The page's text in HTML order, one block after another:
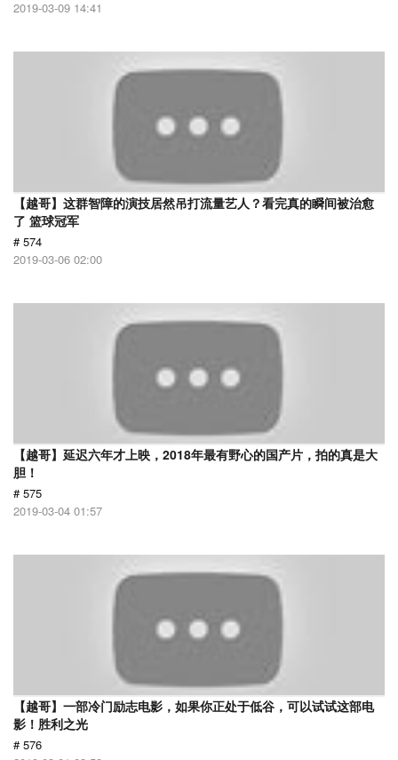
2019-03-09 14:41
【越哥】这群智障的演技居然吊打流量艺人？看完真的瞬间被治愈
了 篮球冠军
# 574
2019-03-06 02:00
【越哥】延迟六年才上映，2018年最有野心的国产片，拍的真是大
胆！
# 575
2019-03-04 01:57
【越哥】一部冷门励志电影，如果你正处于低谷，可以试试这部电
影！胜利之光
# 576